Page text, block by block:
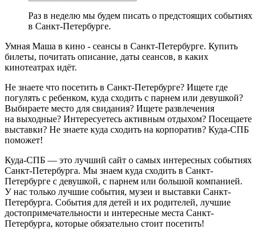
Раз в неделю мы будем писать о предстоящих событиях
в Санкт-Петербурге.
Умная Маша в кино - сеансы в Санкт-Петербурге. Купить
билеты, почитать описание, даты сеансов, в каких
кинотеатрах идёт.
Не знаете что посетить в Санкт-Петербурге? Ищете где
погулять с ребенком, куда сходить с парнем или девушкой?
Выбираете место для свидания? Ищете развлечения
на выходные? Интересуетесь активным отдыхом? Посещаете
выставки? Не знаете куда сходить на корпоратив? Куда-СПБ
поможет!
Куда-СПБ — это лучший сайт о самых интересных событиях
Санкт-Петербурга. Мы знаем куда сходить в Санкт-
Петербурге с девушкой, с парнем или большой компанией.
У нас только лучшие события, музеи и выставки Санкт-
Петербурга. События для детей и их родителей, лучшие
достопримечательности и интересные места Санкт-
Петербурга, которые обязательно стоит посетить!